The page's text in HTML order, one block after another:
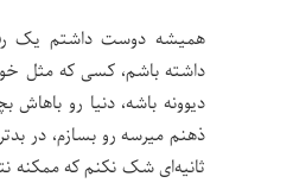
همیشه دوست داشتم یک
داشته باشم، کسی که مثل
دیوونه باشه، دنیا رو
ذهنم میرسه رو بسازم، در
ثانیه‌ای شک نکنم که ممکنه